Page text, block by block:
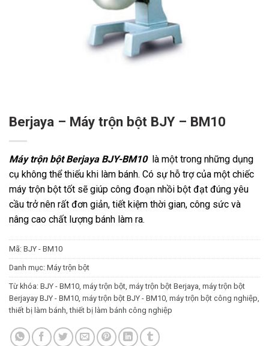
Berjaya – Máy trộn bột BJY – BM10
Máy trộn bột Berjaya BJY-BM10là một trong những dụng
cụ không thể thiếu khi làm bánh. Có sự hỗ trợ của một chiếc
máy trộn bột tốt sẽ giúp công đoạn nhồi bột đạt đúng yêu
cầu trở nên rất đơn giản, tiết kiệm thời gian, công sức và
nâng cao chất lượng bánh làm ra.
Mã: BJY - BM10
Danh mục: Máy trộn bột
Từ khóa: BJY - BM10 máy trộn bột máy trộn bột Berjaya máy trộn bột
Berjayay BJY - BM10 máy trộn bột BJY - BM10 máy trộn bột công nghiệp
thiết bị làm bánh ,thiết bị làm bánh công nghiệp